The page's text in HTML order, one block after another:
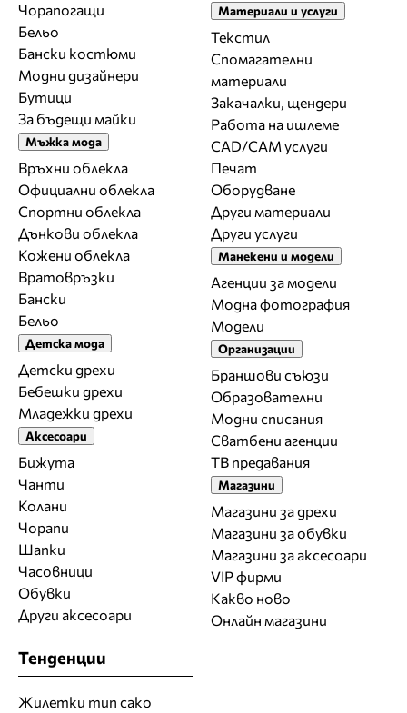
Чорапогащи
Бельо
Бански костюми
Модни дизайнери
Бутици
За бъдещи майки
Мъжка мода
Връхни облекла
Официални облекла
Спортни облекла
Дънкови облекла
Кожени облекла
Вратовръзки
Бански
Бельо
Детска мода
Детски дрехи
Бебешки дрехи
Младежки дрехи
Аксесоари
Бижута
Чанти
Колани
Чорапи
Шапки
Часовници
Обувки
Други аксесоари
Материали и услуги
Текстил
Спомагателни
материали
Закачалки, щендери
Работа на ишлеме
CAD/CAM услуги
Печат
Оборудване
Други материали
Други услуги
Манекени и модели
Агенции за модели
Модна фотография
Модели
Организации
Браншови съюзи
Образователни
Модни списания
Сватбени агенции
ТВ предавания
Магазини
Магазини за дрехи
Магазини за обувки
Магазини за aксесоари
VIP фирми
Какво ново
Онлайн магазини
Тенденции
Жилетки тип сако